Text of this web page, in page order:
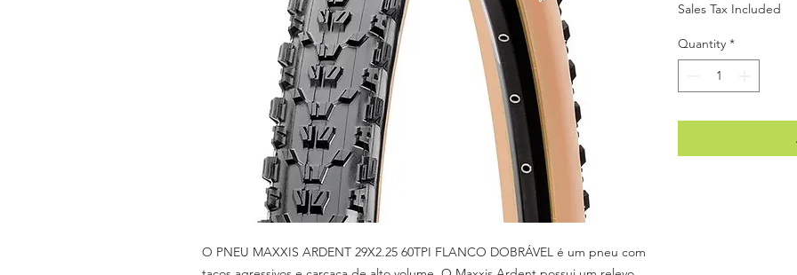
O PNEU MAXXIS ARDENT 29X2.25 60TPI FLANCO DOBRÁVEL é um pneu com
Sales Tax Included
Quantity *